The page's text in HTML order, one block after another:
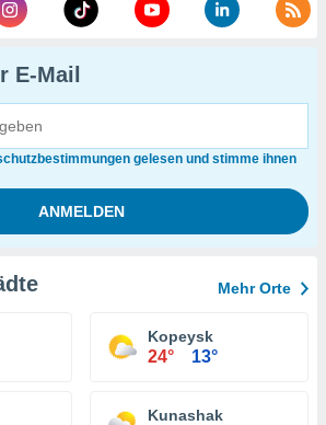
E-Mail
gelesen und stimme ihnen
Mehr Orte
Kopeysk
24° 13°
Kunashak